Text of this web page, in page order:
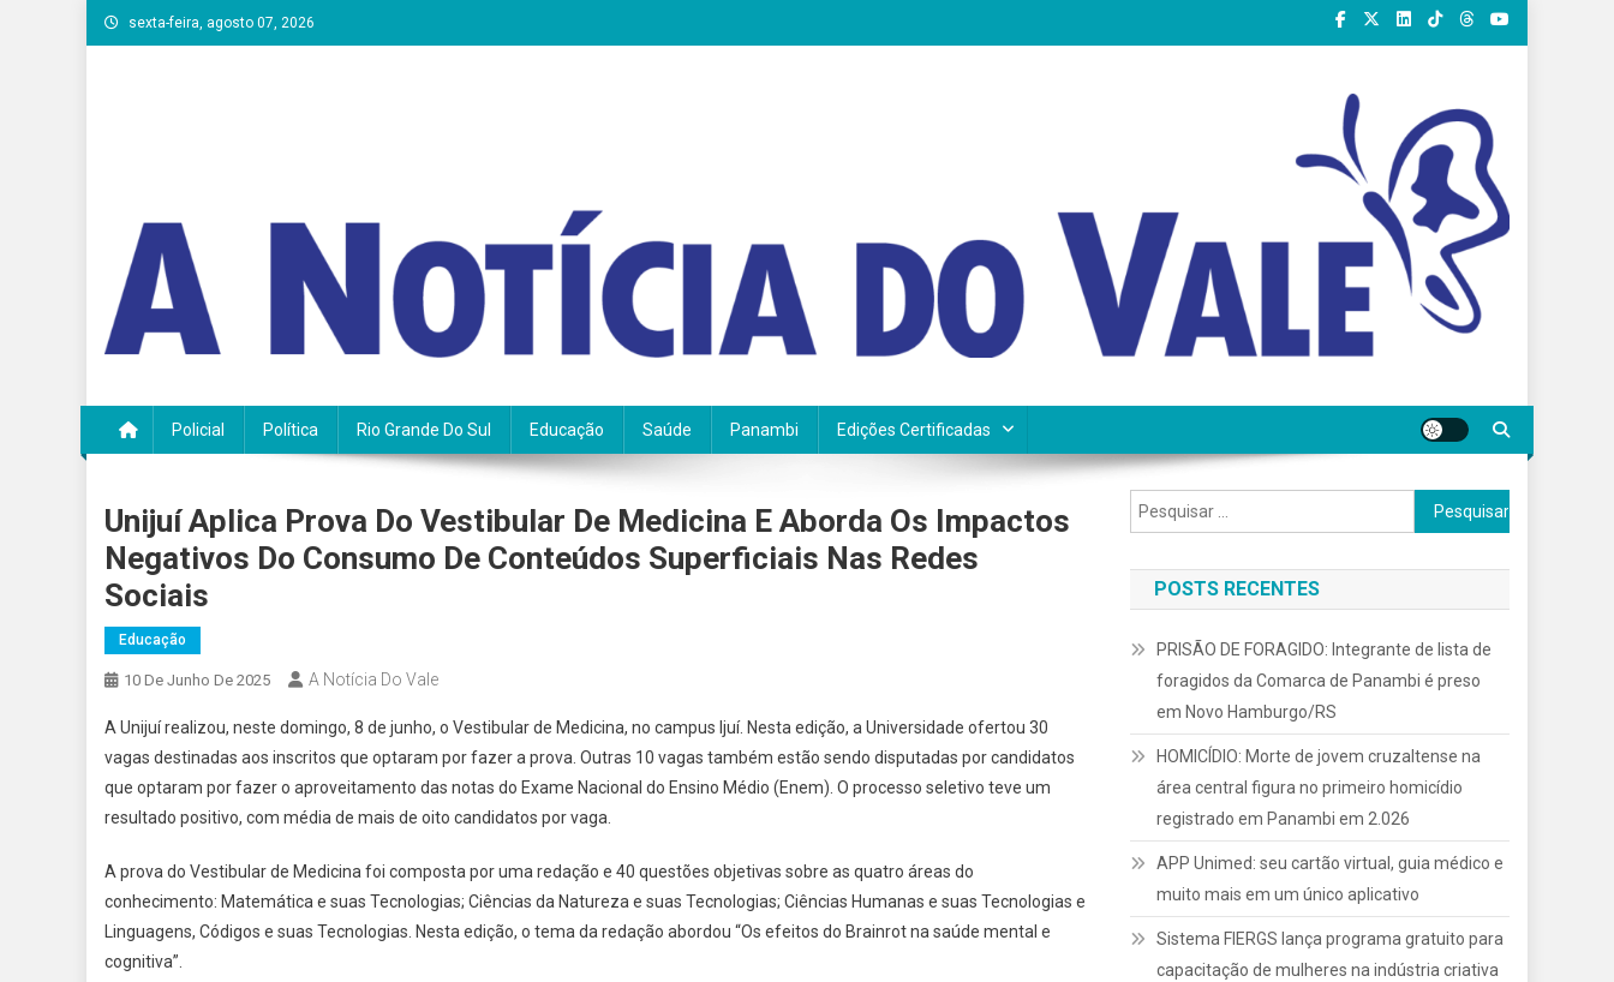
Skip
to
sexta-feira, agosto 07, 2026
Policial Política Rio Grande Do Sul Educação Saúde Panambi Edições Certificadas
Unijuí Aplica Prova Do Vestibular De Medicina E Aborda Os Impactos
Negativos Do Consumo De Conteúdos Superficiais Nas Redes
Sociais
Educação
10 De Junho De 2025 A Notícia Do Vale
A Unijuí realizou, neste domingo, 8 de junho, o Vestibular de Medicina, no campus Ijuí. Nesta edição, a Universidade ofertou 30
vagas destinadas aos inscritos que optaram por fazer a prova. Outras 10 vagas também estão sendo disputadas por candidatos
que optaram por fazer o aproveitamento das notas do Exame Nacional do Ensino Médio (Enem). O processo seletivo teve um
resultado positivo, com média de mais de oito candidatos por vaga.
A prova do Vestibular de Medicina foi composta por uma redação e 40 questões objetivas sobre as quatro áreas do
conhecimento: Matemática e suas Tecnologias; Ciências da Natureza e suas Tecnologias; Ciências Humanas e suas Tecnologias e
Linguagens, Códigos e suas Tecnologias. Nesta edição, o tema da redação abordou “Os efeitos do Brainrot na saúde mental e
cognitiva”.
Pesquisar
por:
POSTS RECENTES
PRISÃO DE FORAGIDO: Integrante de lista de
foragidos da Comarca de Panambi é preso
em Novo Hamburgo/RS
HOMICÍDIO: Morte de jovem cruzaltense na
área central figura no primeiro homicídio
registrado em Panambi em 2.026
APP Unimed: seu cartão virtual, guia médico e
muito mais em um único aplicativo
Sistema FIERGS lança programa gratuito para
capacitação de mulheres na indústria criativa